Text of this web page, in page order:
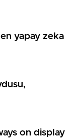
yapay zeka
on display